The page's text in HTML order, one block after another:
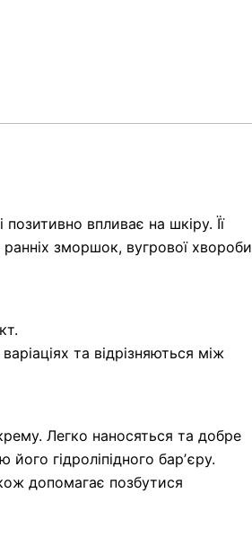
впливає на шкіру. Її
зморшок, вугрової хвороби
та відрізняються між
Легко наносяться та добре
гідроліпідного барʼєру.
допомагає позбутися